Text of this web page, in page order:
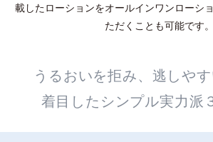
載したローションをオールインワンローシ
ただくことも可能です。
うるおいを拒み、逃しや
着目したシンプル実力派